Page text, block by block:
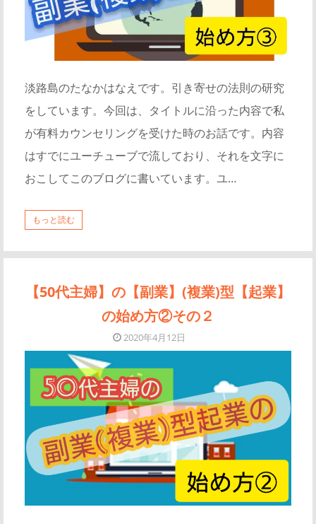
淡路島のたなかはなえです。引き寄せの法則の研究
をしています。今回は、タイトルに沿った内容で私
が有料カウンセリングを受けた時のお話です。内容
はすでにユーチューブで流しており、それを文字に
おこしてこのブログに書いています。ユ…
もっと読む
【50代主婦】の【副業】(複業)型【起業】
の始め方②その２
2020年4月12日